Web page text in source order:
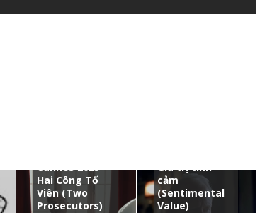
Cannes 2025
Hai Công Tố
Viên (Two
Prosecutors)
Giá trị tình
cảm
(Sentimental
Value)